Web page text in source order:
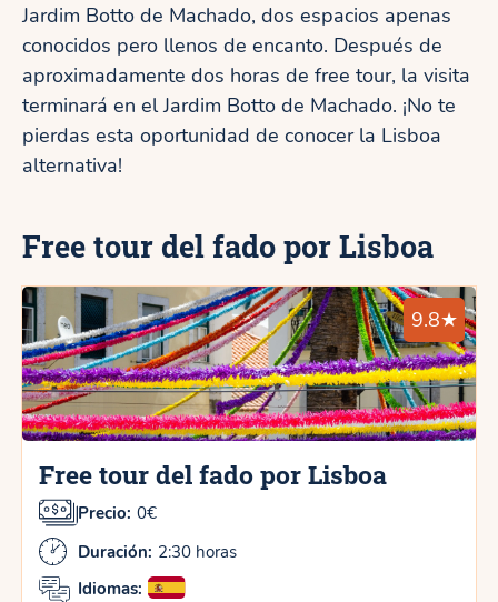
Jardim Botto de Machado, dos espacios apenas
conocidos pero llenos de encanto. Después de
aproximadamente dos horas de free tour, la visita
terminará en el Jardim Botto de Machado. ¡No te
pierdas esta oportunidad de conocer la Lisboa
alternativa!
Free tour del fado por Lisboa
9.8★
Free tour del fado por Lisboa
Precio: 0€
Duración: 2:30 horas
Idiomas: